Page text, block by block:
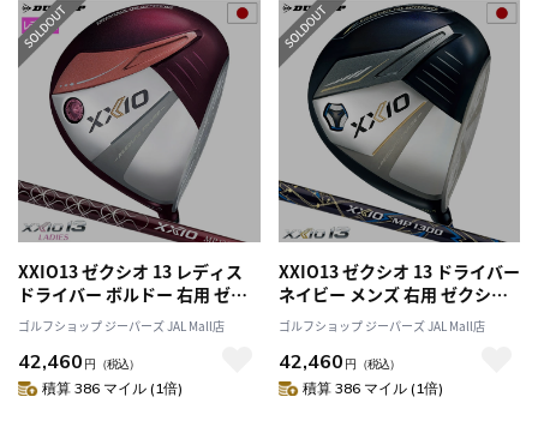
XXIO13 ゼクシオ 13 レディス
ドライバー ボルドー 右用 ゼク
シオ MP1300L カーボンシャフ
ト DUNLOP 2024年モデル 日本
正規品
ゴルフショップ ジーパーズ JAL Mall店
42,460 円 （税込）
積算 386 マイル (1倍)
XXIO13 ゼクシオ 13 ドライバー
ネイビー メンズ 右用 ゼクシオ
MP1300 カーボンシャフト
DUNLOP 2024年モデル 日本正
規品
ゴルフショップ ジーパーズ JAL Mall店
42,460 円 （税込）
積算 386 マイル (1倍)